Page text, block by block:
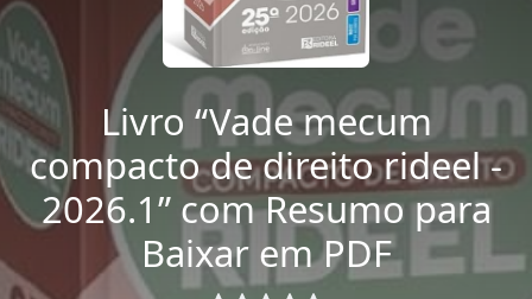
Livro “Vade mecum
compacto de direito rideel -
2026.1” com Resumo para
Baixar em PDF